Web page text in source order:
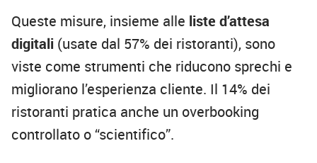
Queste misure, insieme alle liste d’attesa
digitali (usate dal 57% dei ristoranti), sono
viste come strumenti che riducono sprechi e
migliorano l’esperienza cliente. Il 14% dei
ristoranti pratica anche un overbooking
controllato o “scientifico”.